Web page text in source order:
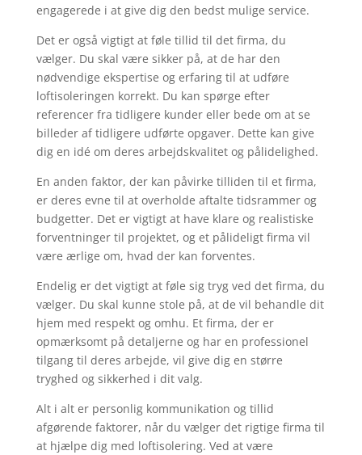
engagerede i at give dig den bedst mulige service.
Det er også vigtigt at føle tillid til det firma, du
vælger. Du skal være sikker på, at de har den
nødvendige ekspertise og erfaring til at udføre
loftisoleringen korrekt. Du kan spørge efter
referencer fra tidligere kunder eller bede om at se
billeder af tidligere udførte opgaver. Dette kan give
dig en idé om deres arbejdskvalitet og pålidelighed.
En anden faktor, der kan påvirke tilliden til et firma,
er deres evne til at overholde aftalte tidsrammer og
budgetter. Det er vigtigt at have klare og realistiske
forventninger til projektet, og et pålideligt firma vil
være ærlige om, hvad der kan forventes.
Endelig er det vigtigt at føle sig tryg ved det firma, du
vælger. Du skal kunne stole på, at de vil behandle dit
hjem med respekt og omhu. Et firma, der er
opmærksomt på detaljerne og har en professionel
tilgang til deres arbejde, vil give dig en større
tryghed og sikkerhed i dit valg.
Alt i alt er personlig kommunikation og tillid
afgørende faktorer, når du vælger det rigtige firma til
at hjælpe dig med loftisolering. Ved at være